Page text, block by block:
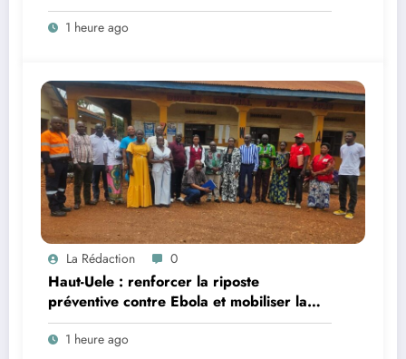
la collation des grades et remet des
diplômes homologués
1 heure ago
La Rédaction 0
Haut-Uele : renforcer la riposte
préventive contre Ebola et mobiliser la
population, objectif d’une réunion de
coordination tenue dans la Zone de Santé
1 heure ago